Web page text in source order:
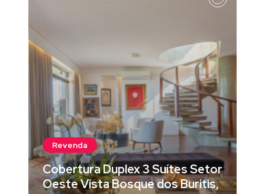
Revenda
Cobertura Duplex 3 Suítes Setor
Oeste Vista Bosque dos Buritis,